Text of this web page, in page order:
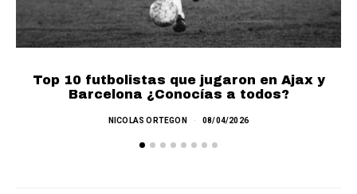
Top 10 futbolistas que jugaron en Ajax y
Barcelona ¿Conocías a todos?
NICOLAS ORTEGON 08/04/2026